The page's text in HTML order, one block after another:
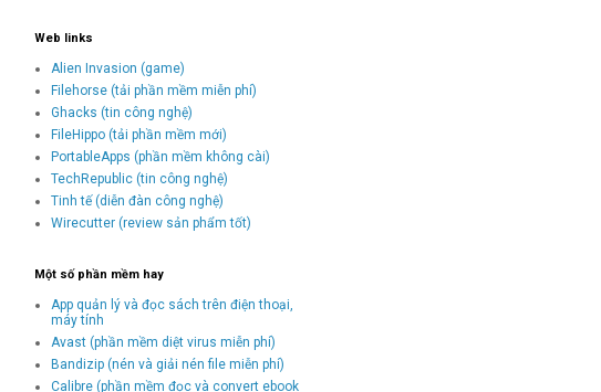
Web links
Alien Invasion (game)
Filehorse (tải phần mềm miễn phí)
Ghacks (tin công nghệ)
FileHippo (tải phần mềm mới)
PortableApps (phần mềm không cài)
TechRepublic (tin công nghệ)
Tinh tế (diễn đàn công nghệ)
Wirecutter (review sản phẩm tốt)
Một số phần mềm hay
App quản lý và đọc sách trên điện thoại,
máy tính
Avast (phần mềm diệt virus miễn phí)
Bandizip (nén và giải nén file miễn phí)
Calibre (phần mềm đọc và convert ebook